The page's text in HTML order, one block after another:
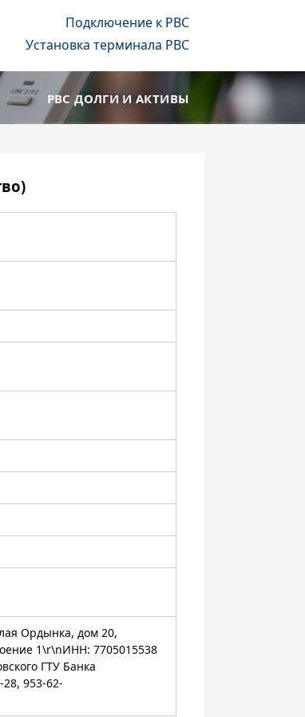
Подключение к РВС
Установка терминала РВС
РВС ДОЛГИ И АКТИВЫ
Ордынка, дом 20,
1\r\nИНН: 7705015538
ГТУ Банка
953-62-